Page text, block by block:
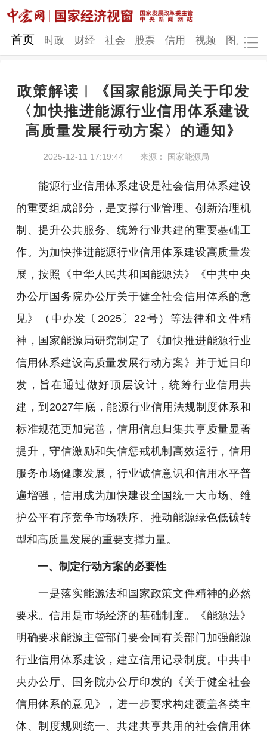
网站地图
时政 财经 社会 股票
信用 视频 图片 品牌
发改动态 中宏研究 营商环境 新质生产力
地方发展
首页 时政 财经 社会 股票 信用 视频 图片
政策解读︱《国家能源局关于印发
〈加快推进能源行业信用体系建设
高质量发展行动方案〉的通知》
2025-12-11 17:19:44 来源： 国家能源局
能源行业信用体系建设是社会信用体系建设
的重要组成部分，是支撑行业管理、创新治理机
制、提升公共服务、统筹行业共建的重要基础工
作。为加快推进能源行业信用体系建设高质量发
展，按照《中华人民共和国能源法》《中共中央
办公厅国务院办公厅关于健全社会信用体系的意
见》（中办发〔2025〕22号）等法律和文件精
神，国家能源局研究制定了《加快推进能源行业
信用体系建设高质量发展行动方案》并于近日印
发，旨在通过做好顶层设计，统筹行业信用共
建，到2027年底，能源行业信用法规制度体系和
标准规范更加完善，信用信息归集共享质量显著
提升，守信激励和失信惩戒机制高效运行，信用
服务市场健康发展，行业诚信意识和信用水平普
遍增强，信用成为加快建设全国统一大市场、维
护公平有序竞争市场秩序、推动能源绿色低碳转
型和高质量发展的重要支撑力量。
一、制定行动方案的必要性
一是落实能源法和国家政策文件精神的必然
要求。信用是市场经济的基础制度。《能源法》
明确要求能源主管部门要会同有关部门加强能源
行业信用体系建设，建立信用记录制度。中共中
央办公厅、国务院办公厅印发的《关于健全社会
信用体系的意见》，进一步要求构建覆盖各类主
体、制度规则统一、共建共享共用的社会信用体